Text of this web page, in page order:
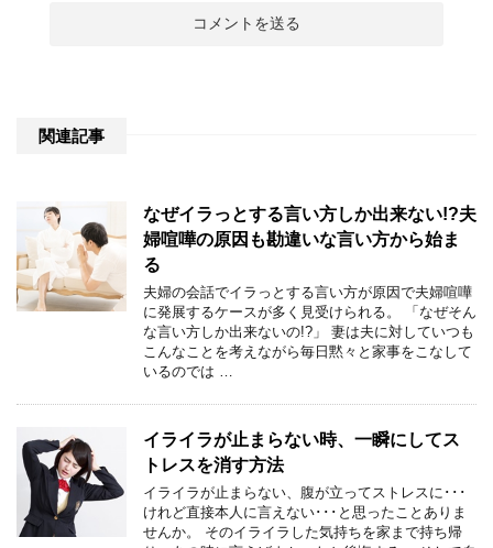
関連記事
なぜイラっとする言い方しか出来ない!?夫
婦喧嘩の原因も勘違いな言い方から始ま
る
夫婦の会話でイラっとする言い方が原因で夫婦喧嘩
に発展するケースが多く見受けられる。 「なぜそん
な言い方しか出来ないの!?」 妻は夫に対していつも
こんなことを考えながら毎日黙々と家事をこなして
いるのでは …
イライラが止まらない時、一瞬にしてス
トレスを消す方法
イライラが止まらない、腹が立ってストレスに･･･
けれど直接本人に言えない･･･と思ったことありま
せんか。 そのイライラした気持ちを家まで持ち帰